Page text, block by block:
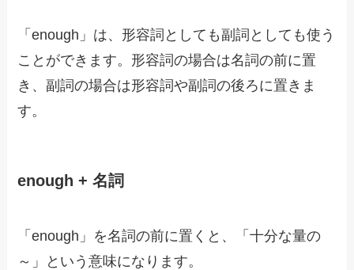
「enough」は、形容詞としても副詞としても使う
ことができます。形容詞の場合は名詞の前に置
き、副詞の場合は形容詞や副詞の後ろに置きま
す。
enough + 名詞
「enough」を名詞の前に置くと、「十分な量の
～」という意味になります。